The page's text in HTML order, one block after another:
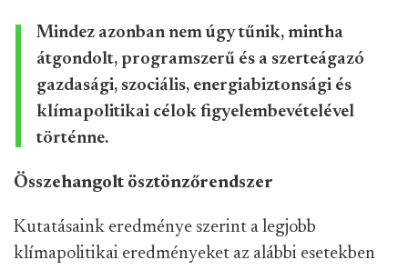
Mindez azonban nem úgy tűnik, mintha
átgondolt, programszerű és a szerteágazó
gazdasági, szociális, energiabiztonsági és
klímapolitikai célok figyelembevételével
történne.
Összehangolt ösztönzőrendszer
Kutatásaink eredménye szerint a legjobb
klímapolitikai eredményeket az alábbi esetekben